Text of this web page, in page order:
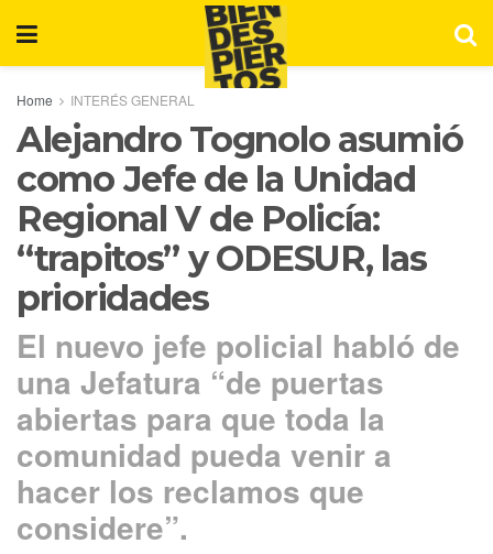
Home INTERÉS GENERAL
Alejandro Tognolo asumió
como Jefe de la Unidad
Regional V de Policía:
“trapitos” y ODESUR, las
prioridades
El nuevo jefe policial habló de
una Jefatura “de puertas
abiertas para que toda la
comunidad pueda venir a
hacer los reclamos que
considere”.